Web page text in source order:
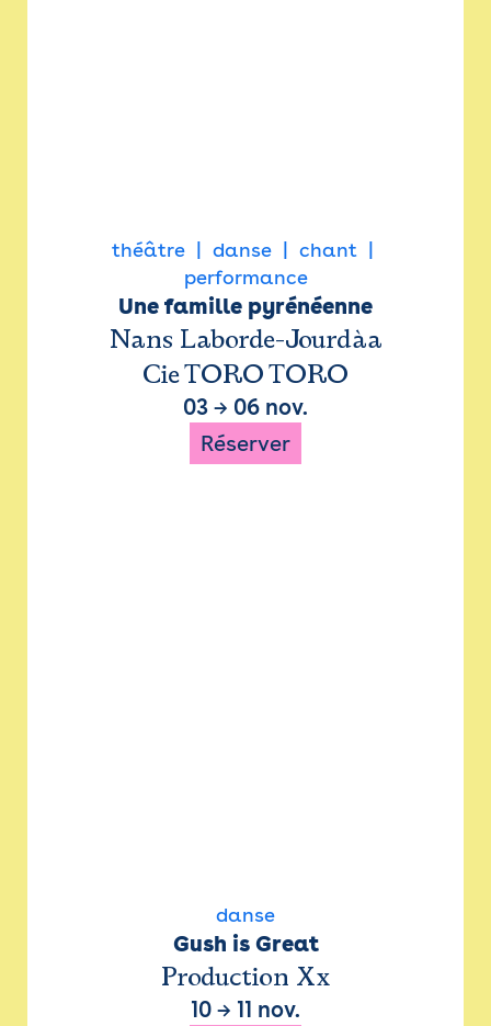
théâtre danse
chant
performance
Une famille pyrénéenne
Nans Laborde-Jourdàa
Cie TORO TORO
03 → 06 nov.
Réserver
danse
Gush is Great
Production Xx
10 → 11 nov.